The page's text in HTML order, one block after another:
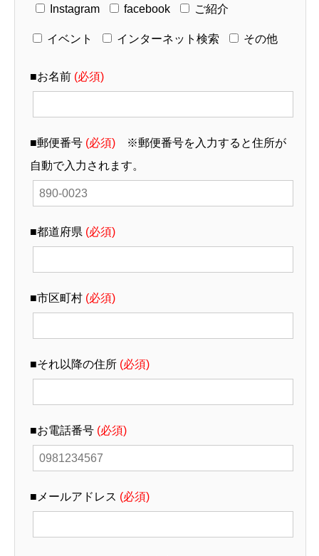
Instagram facebook ご紹介
イベント インターネット検索 その他
■お名前 (必須)
■郵便番号 (必須) ※郵便番号を入力すると住所が
自動で入力されます。
■都道府県 (必須)
■市区町村 (必須)
■それ以降の住所 (必須)
■お電話番号 (必須)
■メールアドレス (必須)